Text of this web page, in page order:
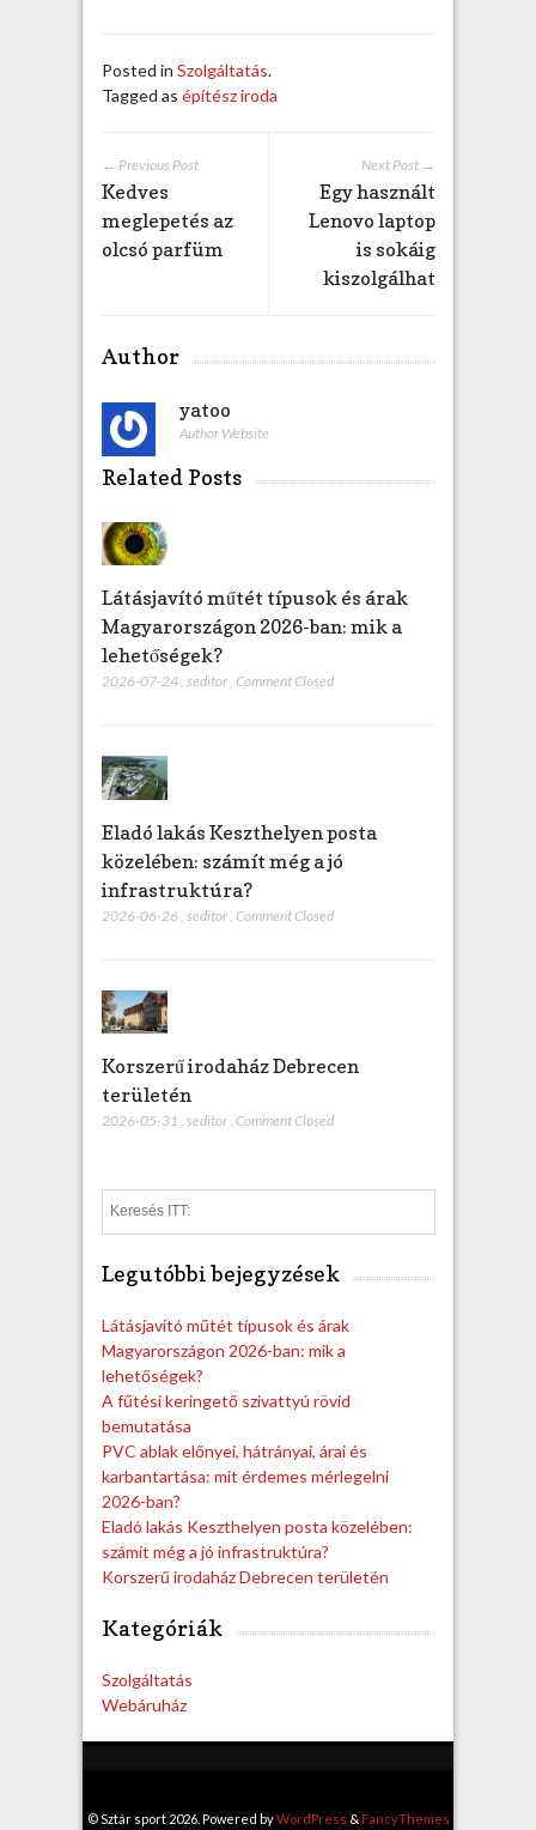
y
z
h
Posted in Szolgáltatás.
Tagged as építész iroda
Next Post →
Egy használt
Lenovo laptop
is sokáig
kiszolgálhat
← Previous Post
Kedves
meglepetés az
olcsó parfüm
Author
yatoo
Author Website
Related Posts
Látásjavító műtét típusok és árak
Magyarországon 2026-ban: mik a
lehetőségek?
2026-07-24, seditor, Comment Closed
Eladó lakás Keszthelyen posta
közelében: számít még a jó
infrastruktúra?
2026-06-26 seditor Comment Closed
Korszerű irodaház Debrecen
területén
2026-05-31 , seditor, Comment Closed
e
Legutóbbi bejegyzések
Látásjavító műtét típusok és árak
Magyarországon 2026-ban: mik a
lehetőségek?
A fűtési keringető szivattyú rövid
bemutatása
PVC ablak előnyei, hátrányai, árai és
karbantartása: mit érdemes mérlegelni
2026-ban?
Eladó lakás Keszthelyen posta közelében:
számít még a jó infrastruktúra?
Korszerű irodaház Debrecen területén
Kategóriák
Szolgáltatás
Webáruház
© Sztár sport 2026. Powered byWordPress & FancyThemes